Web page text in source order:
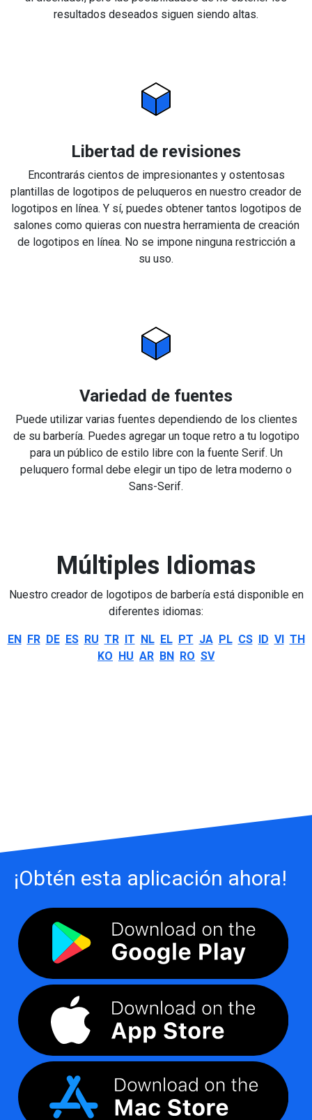
resultados deseados siguen siendo altas.
Libertad de revisiones
Encontrarás cientos de impresionantes y ostentosas
plantillas de logotipos de peluqueros en nuestro creador de
logotipos en línea. Y sí, puedes obtener tantos logotipos de
salones como quieras con nuestra herramienta de creación
de logotipos en línea. No se impone ninguna restricción a
su uso.
Variedad de fuentes
Puede utilizar varias fuentes dependiendo de los clientes
de su barbería. Puedes agregar un toque retro a tu logotipo
para un público de estilo libre con la fuente Serif. Un
peluquero formal debe elegir un tipo de letra moderno o
Sans-Serif.
Múltiples Idiomas
Nuestro creador de logotipos de barbería está disponible en
diferentes idiomas:
EN FR DE ES RU TR IT NL EL PT JA PL CS ID VI TH
KO HU AR BN RO SV
¡Obtén esta aplicación ahora!